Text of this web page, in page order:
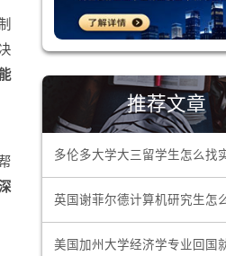
因为篇幅限制
导才能、解决
反馈，能够帮